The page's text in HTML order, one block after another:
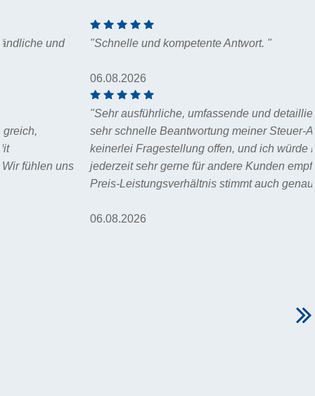
"Schnelle und kompetente Antwort. "
"Sehr ausführliche, umfassende und detaillierte sowie auch
sehr schnelle Beantwortung meiner Steuer-Anfrage. Es blieb
keinerlei Fragestellung offen, und ich würde Herrn Wegner
jederzeit sehr gerne für andere Kunden empfehlen! Das
Preis-Leistungsverhältnis stimmt auch genau. "